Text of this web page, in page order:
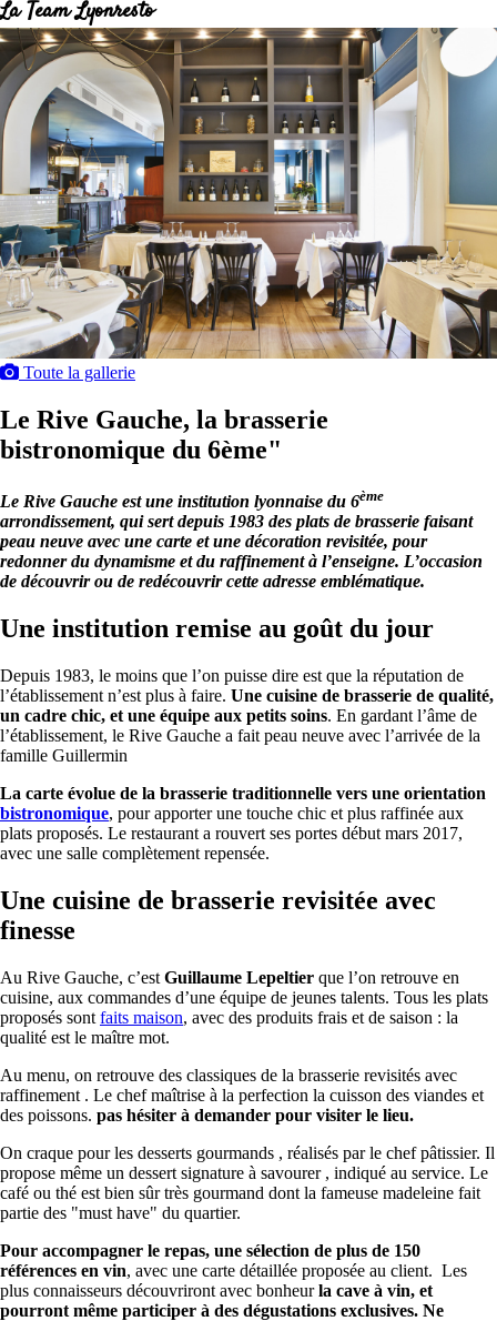
La Team Lyonresto
Toute la gallerie
Le Rive Gauche, la brasserie
bistronomique du 6ème"
Le Rive Gauche est une institution lyonnaise du 6ème
arrondissement, qui sert depuis 1983 des plats de brasserie faisant
peau neuve avec une carte et une décoration revisitée, pour
redonner du dynamisme et du raffinement à l’enseigne. L’occasion
de découvrir ou de redécouvrir cette adresse emblématique.
Une institution remise au goût du jour
Depuis 1983, le moins que l’on puisse dire est que la réputation de
l’établissement n’est plus à faire. Une cuisine de brasserie de qualité,
un cadre chic, et une équipe aux petits soins. En gardant l’âme de
l’établissement, le Rive Gauche a fait peau neuve avec l’arrivée de la
famille Guillermin
La carte évolue de la brasserie traditionnelle vers une orientation
bistronomique, pour apporter une touche chic et plus raffinée aux
plats proposés. Le restaurant a rouvert ses portes début mars 2017,
avec une salle complètement repensée.
Une cuisine de brasserie revisitée avec
finesse
Au Rive Gauche, c’est Guillaume Lepeltier que l’on retrouve en
cuisine, aux commandes d’une équipe de jeunes talents. Tous les plats
proposés sont faits maison, avec des produits frais et de saison : la
qualité est le maître mot.
Au menu, on retrouve des classiques de la brasserie revisités avec
raffinement . Le chef maîtrise à la perfection la cuisson des viandes et
des poissons. pas hésiter à demander pour visiter le lieu.
On craque pour les desserts gourmands , réalisés par le chef pâtissier. Il
propose même un dessert signature à savourer , indiqué au service. Le
café ou thé est bien sûr très gourmand dont la fameuse madeleine fait
partie des "must have" du quartier.
Pour accompagner le repas, une sélection de plus de 150
références en vin, avec une carte détaillée proposée au client. Les
plus connaisseurs découvriront avec bonheurla cave à vin, et
pourront même participer à des dégustations exclusives. Ne